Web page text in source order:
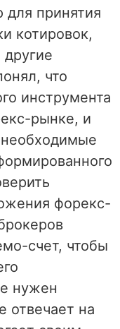
принятия
котировок,
что
инструмента
рынке, и
форекс-
счет, чтобы
нужен
отвечает на